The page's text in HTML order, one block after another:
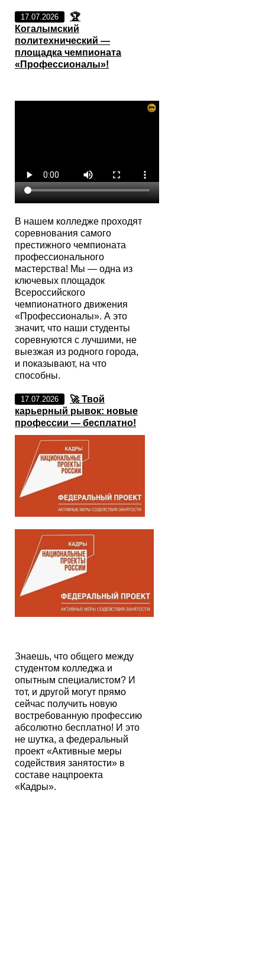
17.07.2026
🏆
Когалымский
политехнический —
площадка чемпионата
«Профессионалы»!
В нашем колледже проходят
соревнования самого
престижного чемпионата
профессионального
мастерства! Мы — одна из
ключевых площадок
Всероссийского
чемпионатного движения
«Профессионалы». А это
значит, что наши студенты
соревнуются с лучшими, не
выезжая из родного города,
и показывают, на что
способны.
17.07.2026
🚀 Твой
карьерный рывок: новые
профессии — бесплатно!
Знаешь, что общего между
студентом колледжа и
опытным специалистом? И
тот, и другой могут прямо
сейчас получить новую
востребованную профессию
абсолютно бесплатно! И это
не шутка, а федеральный
проект «Активные меры
содействия занятости» в
составе нацпроекта
«Кадры».